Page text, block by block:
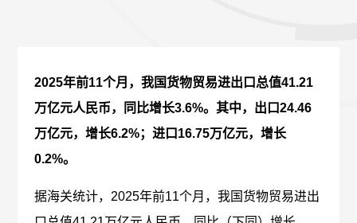
简体中文
2025年前11个月，我国货物贸易进出口总值41.21
万亿元人民币，同比增长3.6%。其中，出口24.46
万亿元，增长6.2%；进口16.75万亿元，增长
0.2%。
据海关统计，2025年前11个月，我国货物贸易进出